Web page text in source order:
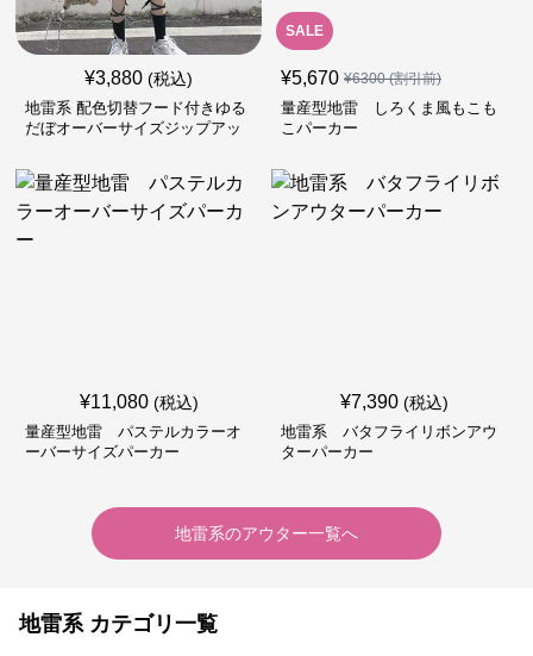
¥3,880 (税込)
地雷系 配色切替フード付きゆる
だぼオーバーサイズジップアッ
SALE
¥5,670 ¥6300(割引前)
量産型地雷 しろくま風もこも
こパーカー
¥11,080 (税込)
量産型地雷 パステルカラーオ
ーバーサイズパーカー
¥7,390 (税込)
地雷系 バタフライリボンアウ
ターパーカー
地雷系のアウター一覧へ
地雷系 カテゴリ一覧